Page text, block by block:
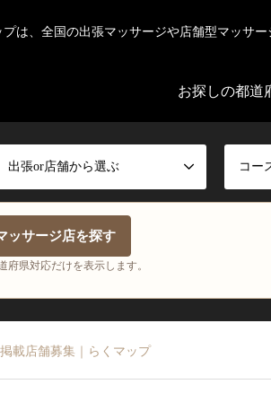
プは、全国の出張マッサージや店舗型マッサ
お探しの都道
出張or店舗から選ぶ コー
ッサージ店を探す
県対応だけを表示します。
載店舗募集｜らくマップ